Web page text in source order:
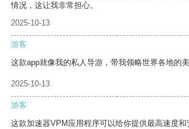
情况，这让我非常担心。
2025-10-13
游客
这款app就像我的私人导游，带我领略世界各地的美
2025-10-13
游客
这款加速器VPM应用程序可以给你提供最高速度和